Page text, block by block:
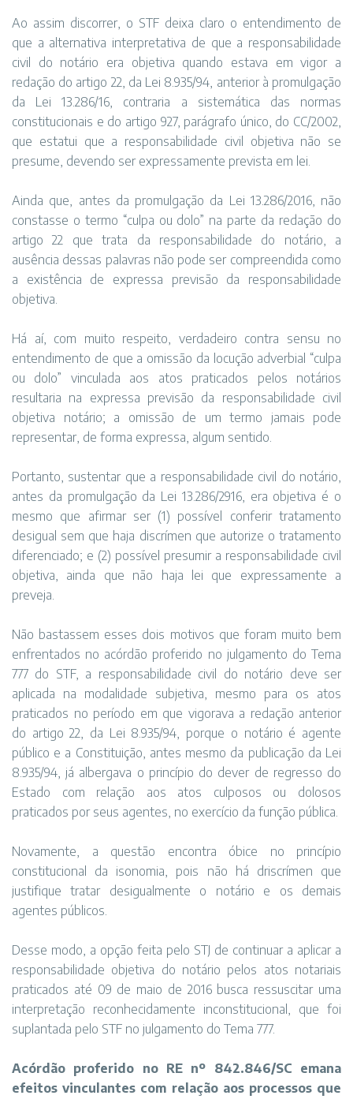
Ao assim discorrer, o STF deixa claro o entendimento de
que a alternativa interpretativa de que a responsabilidade
civil do notário era objetiva quando estava em vigor a
redação do artigo 22, da Lei 8.935/94, anterior à promulgação
da Lei 13.286/16, contraria a sistemática das normas
constitucionais e do artigo 927, parágrafo único, do CC/2002,
que estatui que a responsabilidade civil objetiva não se
presume, devendo ser expressamente prevista em lei.
Ainda que, antes da promulgação da Lei 13.286/2016, não
constasse o termo “culpa ou dolo” na parte da redação do
artigo 22 que trata da responsabilidade do notário, a
ausência dessas palavras não pode ser compreendida como
a existência de expressa previsão da responsabilidade
objetiva.
Há aí, com muito respeito, verdadeiro contra sensu no
entendimento de que a omissão da locução adverbial “culpa
ou dolo” vinculada aos atos praticados pelos notários
resultaria na expressa previsão da responsabilidade civil
objetiva notário; a omissão de um termo jamais pode
representar, de forma expressa, algum sentido.
Portanto, sustentar que a responsabilidade civil do notário,
antes da promulgação da Lei 13.286/2916, era objetiva é o
mesmo que afirmar ser (1) possível conferir tratamento
desigual sem que haja discrímen que autorize o tratamento
diferenciado; e (2) possível presumir a responsabilidade civil
objetiva, ainda que não haja lei que expressamente a
preveja.
Não bastassem esses dois motivos que foram muito bem
enfrentados no acórdão proferido no julgamento do Tema
777 do STF, a responsabilidade civil do notário deve ser
aplicada na modalidade subjetiva, mesmo para os atos
praticados no período em que vigorava a redação anterior
do artigo 22, da Lei 8.935/94, porque o notário é agente
público e a Constituição, antes mesmo da publicação da Lei
8.935/94, já albergava o princípio do dever de regresso do
Estado com relação aos atos culposos ou dolosos
praticados por seus agentes, no exercício da função pública.
Novamente, a questão encontra óbice no princípio
constitucional da isonomia, pois não há driscrímen que
justifique tratar desigualmente o notário e os demais
agentes públicos.
Desse modo, a opção feita pelo STJ de continuar a aplicar a
responsabilidade objetiva do notário pelos atos notariais
praticados até 09 de maio de 2016 busca ressuscitar uma
interpretação reconhecidamente inconstitucional, que foi
suplantada pelo STF no julgamento do Tema 777.
Acórdão proferido no RE nº 842.846/SC emana
efeitos vinculantes com relação aos processos que